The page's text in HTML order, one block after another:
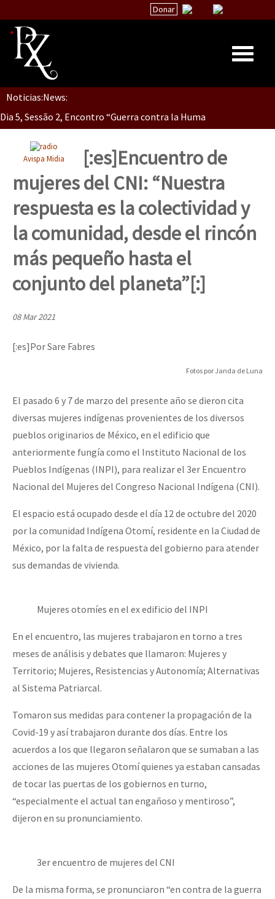
Donar
Inicio
Quiénes Somos
La palabra del EZLN
TEMAS
Chiapas
México
Latinoamérica
Mundo
AutonomÍa y Resistencia
Migración
Presos
Mujeres
Niñxs
ETIQUETAS
MULTIMEDIA
Audio
Fotorreportaje
Otras secciones
Semillero Guerra contra la Humanidad. (Las poblaciones y
la naturaleza bajo asedio)
Libros para descargar
Eventos
Contacto
Noticias:News:
Dia 5, Sessão 2, Encontro “Guerra contra la Humanidad”
Dia 5, sessão 1, do Encontro “Guerra contra a Humanidade”(As
Dia 4 – Encontro “Guerra contra a Humanidade” (As populações
Dia 3 do Encontro “Guerra contra a Humanidade”
Dia 1: Encontro “Guerra contra a Humanidade”
[CDMX – 20 julio] Jornadas globales por la libertad de Jesús
“Sonhando a Terra do Bem Virá” se publica no Estado Espanhol
Se o México sabe, que o mundo saiba! Nossas lutas pela
Avispa Midia
[:es]Encuentro de
mujeres del CNI: “Nuestra
respuesta es la colectividad y
la comunidad, desde el rincón
más pequeño hasta el
conjunto del planeta”[:]
08 Mar 2021
[:es]Por Sare Fabres
Fotos por Janda de Luna
El pasado 6 y 7 de marzo del presente año se dieron cita
diversas mujeres indígenas provenientes de los diversos
pueblos originarios de México, en el edificio que
anteriormente fungía como el Instituto Nacional de los
Pueblos Indígenas (INPI), para realizar el 3er Encuentro
Nacional del Mujeres del Congreso Nacional Indígena (CNI).
El espacio está ocupado desde el día 12 de octubre del 2020
por la comunidad Indígena Otomí, residente en la Ciudad de
México, por la falta de respuesta del gobierno para atender
sus demandas de vivienda.
Mujeres otomíes en el ex edificio del INPI
En el encuentro, las mujeres trabajaron en torno a tres
meses de análisis y debates que llamaron: Mujeres y
Territorio; Mujeres, Resistencias y Autonomía; Alternativas
al Sistema Patriarcal.
Tomaron sus medidas para contener la propagación de la
Covid-19 y así trabajaron durante dos días. Entre los
acuerdos a los que llegaron señalaron que se sumaban a las
acciones de las mujeres Otomí quienes ya estaban cansadas
de tocar las puertas de los gobiernos en turno,
“especialmente el actual tan engañoso y mentiroso”,
dijeron en su pronunciamiento.
3er encuentro de mujeres del CNI
De la misma forma, se pronunciaron “en contra de la guerra